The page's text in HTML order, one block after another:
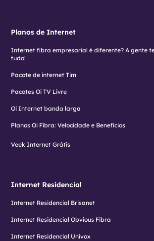
Planos de Internet
Internet fibra empresarial é diferente? A gente
tudo!
Pacote de internet Tim
Pacotes Oi TV Livre
Oi Internet banda larga
Planos Oi Fibra: Velocidade e Benefícios
Veek Internet Grátis
Internet Residencial
Internet Residencial Brisanet
Internet Residencial Obvious Fibra
Internet Residencial Univox